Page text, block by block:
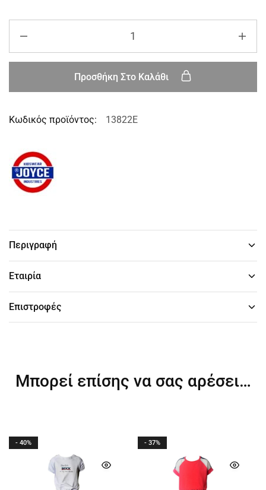
Προσθήκη Στο Καλάθι
Κωδικός προϊόντος: 13822E
Περιγραφή
Εταιρία
Επιστροφές
Μπορεί επίσης να σας αρέσει…
- 40% - 37%